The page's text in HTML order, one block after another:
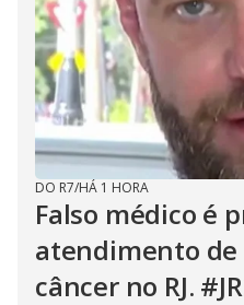
DO R7/HÁ 1 HORA
Falso médico é
atendimento de
câncer no RJ.